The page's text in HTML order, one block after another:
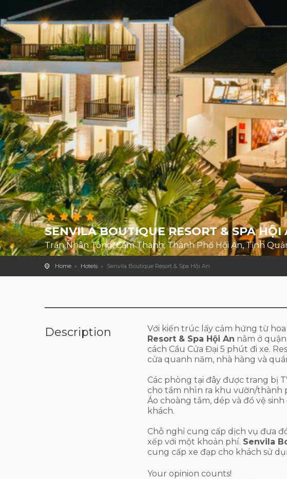
SENVILA BOUTIQUE RESORT & SPA HỘI
Trần Nhân Tông, Cẩm Thanh, Thành Phố Hội An, Tỉnh
Home Hotels Senvila Boutique Resort & Spa Hội An
Description Với kiến trúc lấy cảm hứng từ
Resort & Spa Hội An nằm ở
cách Cầu Cửa Đại 5 phút đi xe.
cửa quanh năm, nhà hàng và
Các phòng tại đây được trang bị
cho tầm nhìn ra khu vườn/thành
Áo choàng tắm, dép và đồ vệ
khách.
Chỗ nghỉ cung cấp dịch vụ đưa
xếp với một khoản phí. Senvila
cung cấp xe đạp cho khách sử
Your opinion counts!